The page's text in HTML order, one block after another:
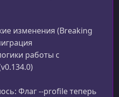
изменения (Breaking
работы с
Флаг --profile теперь